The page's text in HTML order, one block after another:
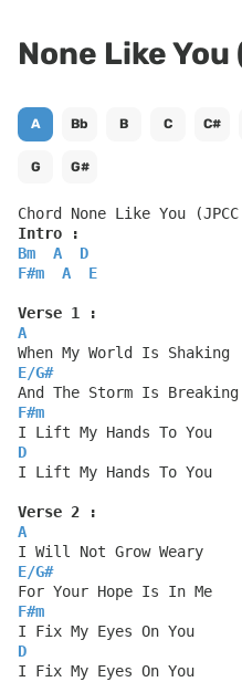
None Like
A Bb B C C#
G G#
Chord None Like You
Intro :
Bm
A
D
F#m
A E
Verse 1 :
A
When My World Is Shaking
E/G#
And The Storm Is Breaking
F#m
I Lift My Hands To You
D
I Lift My Hands To You
Verse 2 :
A
I Will Not Grow Weary
E/G#
For Your Hope Is In Me
F#m
I Fix My Eyes On You
D
I Fix My Eyes On You